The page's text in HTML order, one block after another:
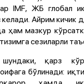
IMF, ЖБ глобал
Айрим кичик
ҳам мазкур
сезиларли
қарз
бўлинади: